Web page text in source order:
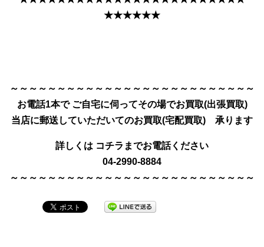
★★★★★★
～～～～～～～～～～～～～～～～～～～～～～～～～～
お電話1本で ご自宅に伺ってその場でお買取(出張買取)
当店に郵送していただいてのお買取(宅配買取) 承ります
詳しくは コチラまでお電話ください
04-2990-8884
～～～～～～～～～～～～～～～～～～～～～～～～～ ～